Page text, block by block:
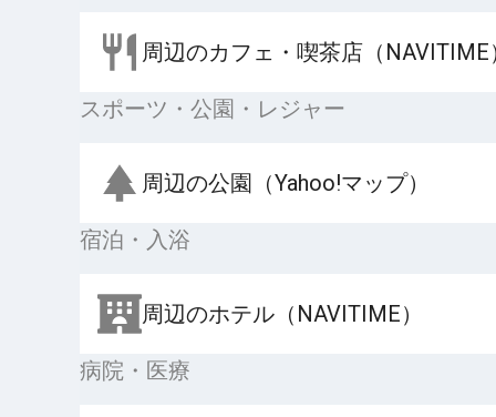
周辺のカフェ・喫茶店（NAVITIME
スポーツ・公園・レジャー
周辺の公園（Yahoo!マップ）
宿泊・入浴
周辺のホテル（NAVITIME）
病院・医療